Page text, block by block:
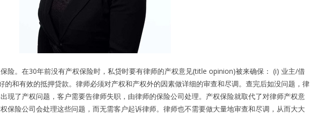
险。在30年前没有产权保险时，私贷时要有律师的产权意见(title opinion)被来确保： (i) 业主/借
的和有效的抵押贷款。律师必须对产权和产权外的因素做详细的审查和尽调。查完后如没问题，律
现了产权问题，客户需要告律师失职，由律师的保险公司处理。产权保险就取代了对律师产权意
保险公司会处理这些问题，而无需客户起诉律师。律师也不需要做大量地审查和尽调，从而大大